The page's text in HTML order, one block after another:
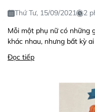
Thứ Tư, 15/09/2021
2
Mỗi một phụ nữ có những
khác nhau, nhưng bất kỳ
Đọc tiếp